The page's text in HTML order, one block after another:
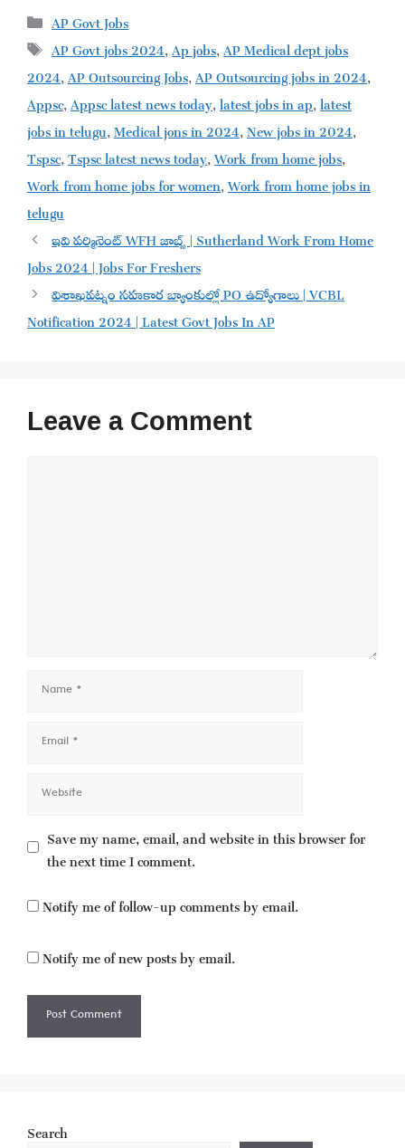
Categories
AP Govt Jobs
Tags
AP Govt jobs 2024,Ap jobs,AP Medical dept jobs
2024,AP Outsourcing Jobs,AP Outsourcing jobs in 2024,
Appsc,Appsc latest news today,latest jobs in ap,latest
jobs in telugu,Medical jons in 2024,New jobs in 2024,
Tspsc,Tspsc latest news today,Work from home jobs,
Work from home jobs for women,Work from home jobs in
telugu
ఇవి పర్మినెంట్ WFH జాబ్స్ | Sutherland Work From Home
Jobs 2024 | Jobs For Freshers
విశాఖపట్నం సహకార బ్యాంకుల్లో PO ఉద్యోగాలు | VCBL
Notification 2024 | Latest Govt Jobs In AP
Leave a Comment
Name
Email
Website
Save my name, email, and website in this browser for
the next time I comment.
Notify me of follow-up comments by email.
Notify me of new posts by email.
Search